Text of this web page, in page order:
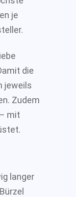
je
die
jeweils
Zudem
mit
langer